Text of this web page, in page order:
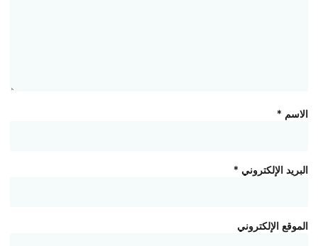
الاسم *
البريد الإلكتروني *
الموقع الإلكتروني